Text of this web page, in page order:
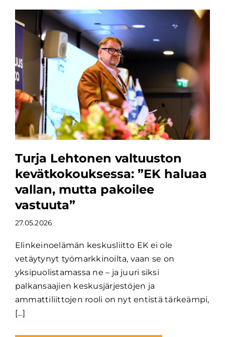
Turja Lehtonen valtuuston
kevätkokouksessa: ”EK haluaa
vallan, mutta pakoilee
vastuuta”
27.05.2026
Elinkeinoelämän keskusliitto EK ei ole
vetäytynyt työmarkkinoilta, vaan se on
yksipuolistamassa ne – ja juuri siksi
palkansaajien keskusjärjestöjen ja
ammattiliittojen rooli on nyt entistä tärkeämpi,
[...]